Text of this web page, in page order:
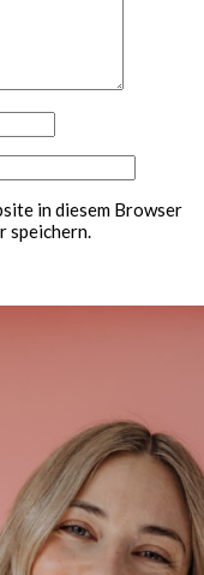
in diesem Browser
speichern.